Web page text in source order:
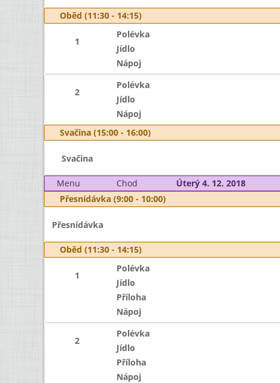
Oběd (11:30 - 14:15)
1
Polévka
Jídlo
Nápoj
2
Polévka
Jídlo
Nápoj
Svačina (15:00 - 16:00)
Svačina
Menu Chod Úterý 4. 12. 2018
Přesnídávka (9:00 - 10:00)
Přesnídávka
Oběd (11:30 - 14:15)
1
Polévka
Jídlo
Příloha
Nápoj
2
Polévka
Jídlo
Příloha
Nápoj